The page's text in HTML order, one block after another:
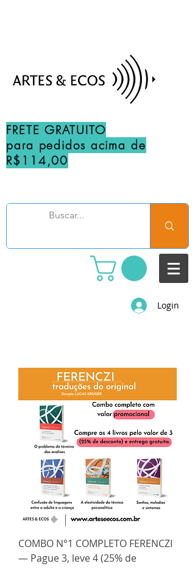
FRETE GRATUITO
para pedidos acima de
R$114,00
Login
COMBO N°1 COMPLETO FERENCZI
— Pague 3, leve 4 (25% de